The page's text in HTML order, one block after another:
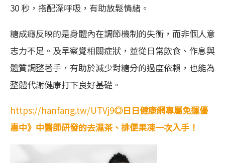
30 秒，搭配深呼吸，有助放鬆情緒。
糖成癮反映的是身體內在調節機制的失衡，而非個人意
志力不足。及早察覺相關症狀，並從日常飲食、作息與
體質調整著手，有助於減少對糖分的過度依賴，也能為
整體代謝健康打下良好基礎。
https://hanfang.tw/UTVj9◎日日健康網專屬免運優
惠中》中醫師研發的去濕茶、排便果凍一次入手！